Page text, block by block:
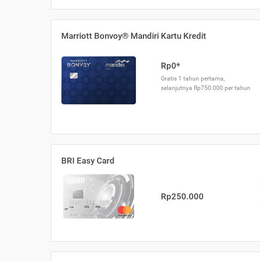
Marriott Bonvoy® Mandiri Kartu Kredit
Rp0*
Gratis 1 tahun pertama,
selanjutnya Rp750.000 per tahun
BRI Easy Card
Rp250.000